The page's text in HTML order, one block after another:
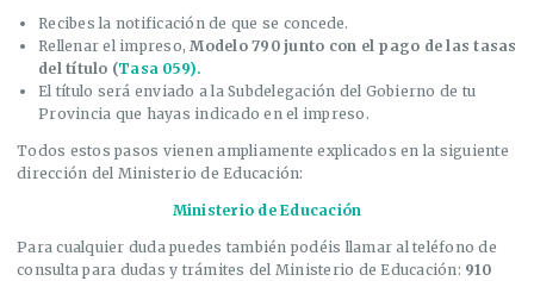
Recibes la notificación de que se concede.
Rellenar el impreso,Modelo 790 junto con el pago de las tasas
del título (Tasa 059).
El título será enviado a la Subdelegación del Gobierno de tu
Provincia que hayas indicado en el impreso.
Todos estos pasos vienen ampliamente explicados en la siguiente
dirección del Ministerio de Educación:
Ministerio de Educación
Para cualquier duda puedes también podéis llamar al teléfono de
consulta para dudas y trámites del Ministerio de Educación: 910